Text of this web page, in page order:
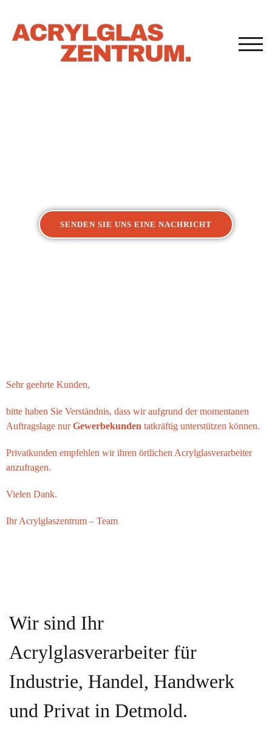
SENDEN SIE UNS EINE NACHRICHT
Sehr geehrte Kunden,
bitte haben Sie Verständnis, dass wir aufgrund der momentanen
Auftragslage nurGewerbekunden tatkräftig unterstützen können.
Privatkunden empfehlen wir ihren örtlichen Acrylglasverarbeiter
anzufragen.
Vielen Dank.
IhrAcrylglaszentrum – Team
Wir sind Ihr
Acrylglasverarbeiter für
Industrie, Handel, Handwerk
und Privat in Detmold.